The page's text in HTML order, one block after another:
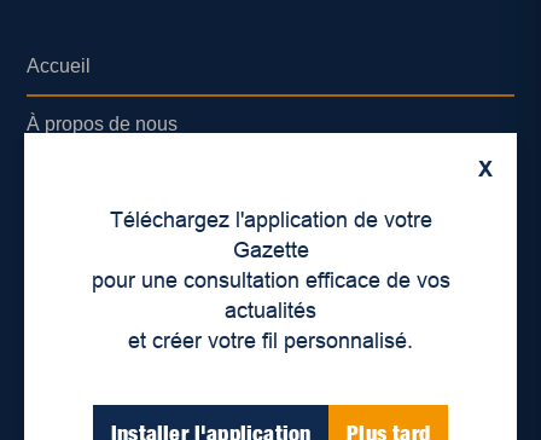
X
Téléchargez l'application de votre
Gazette
pour une consultation efficace de vos
actualités
et créer votre fil personnalisé.
Installer l'application Plus tard
Accueil
À propos de nous
Lieux de distribution